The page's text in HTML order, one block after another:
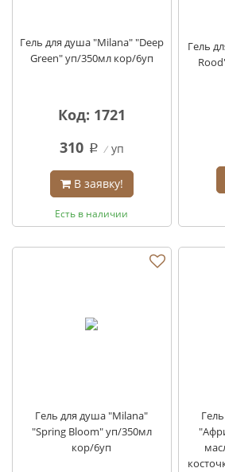
Гель для душа "Milana" "Deep
Green" уп/350мл кор/6уп
Код: 1721
310 q уп
В заявку!
Есть в наличии
Гель
Гель для душа "Milana"
"Spring Bloom" уп/350мл
кор/6уп